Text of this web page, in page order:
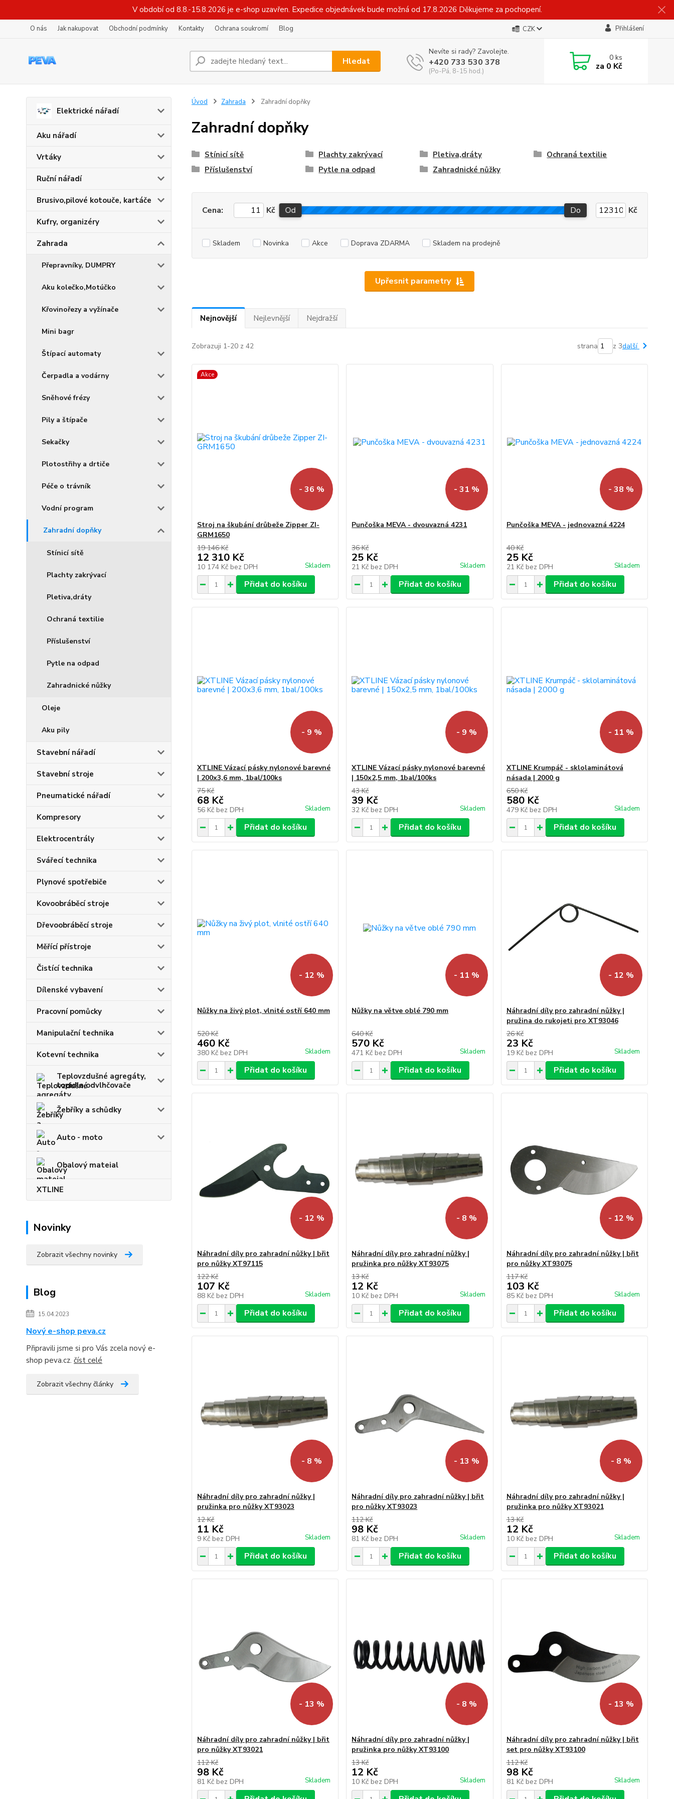
V období od 8.8.-15.8.2026 je e-shop uzavřen. Expedice objednávek bude možná od 17.8.2026 Děkujeme za pochopení.
O nás Jak nakupovat Obchodní podmínky Kontakty Ochrana soukromí Blog CZK Přihlášení
Hledat
Nevíte si rady? Zavolejte.
+420 733 530 378
(Po-Pá, 8-15 hod.)
0ks
za 0 Kč
Elektrické nářadí
Aku nářadí
Vrtáky
Ruční nářadí
Brusivo,pilové kotouče, kartáče
Kufry, organizéry
Zahrada
Přepravníky, DUMPRY
Aku kolečko,Motúčko
Křovinořezy a vyžínače
Mini bagr
Štípací automaty
Čerpadla a vodárny
Sněhové frézy
Pily a štípače
Sekačky
Plotostřihy a drtiče
Péče o trávník
Vodní program
Zahradní dopňky
Stínicí sítě
Plachty zakrývací
Pletiva,dráty
Ochraná textilie
Příslušenství
Pytle na odpad
Zahradnické nůžky
Oleje
Aku pily
Stavební nářadí
Stavební stroje
Pneumatické nářadí
Kompresory
Elektrocentrály
Svářecí technika
Plynové spotřebiče
Kovoobráběcí stroje
Dřevoobráběcí stroje
Měřící přístroje
Čistící technika
Dílenské vybavení
Pracovní pomůcky
Manipulační technika
Kotevní technika
Teplovzdušné agregáty,
topidla,odvlhčovače
Žebříky a schůdky
Auto - moto
Obalový mateial
XTLINE
Novinky
Zobrazit všechny novinky
Blog
15.04.2023
Nový e-shop peva.cz
Připravili jsme si pro Vás zcela nový e-
shop peva.cz. číst celé
Zobrazit všechny články
Úvod Zahrada Zahradní dopňky
Zahradní dopňky
Stínicí sítě Plachty zakrývací Pletiva,dráty
Ochraná textilie
Příslušenství
Pytle na odpad Zahradnické nůžky
Upřesnit parametry
Cena: Kč Od Do Kč
Skladem Novinka Akce Doprava ZDARMA Skladem na prodejně
Nejnovější Nejlevnější Nejdražší
Zobrazuji 1-20 z 42 strana z 3další
Akce
- 36 %
Stroj na škubání drůbeže Zipper ZI-
GRM1650
19 146 Kč
12 310 Kč
10 174 Kč bez DPH Skladem
Přidat do košíku
- 31 %
Punčoška MEVA - dvouvazná 4231
36 Kč
25 Kč
21 Kč bez DPH Skladem
Přidat do košíku
- 38 %
Punčoška MEVA - jednovazná 4224
40 Kč
25 Kč
21 Kč bez DPH Skladem
Přidat do košíku
- 9 %
XTLINE Vázací pásky nylonové barevné
| 200x3,6 mm, 1bal/100ks
75 Kč
68 Kč
56 Kč bez DPH Skladem
Přidat do košíku
- 9 %
XTLINE Vázací pásky nylonové barevné
| 150x2,5 mm, 1bal/100ks
43 Kč
39 Kč
32 Kč bez DPH Skladem
Přidat do košíku
- 11 %
XTLINE Krumpáč - sklolaminátová
násada | 2000 g
650 Kč
580 Kč
479 Kč bez DPH Skladem
Přidat do košíku
- 12 %
Nůžky na živý plot, vlnité ostří 640 mm
520 Kč
460 Kč
380 Kč bez DPH Skladem
Přidat do košíku
- 11 %
Nůžky na větve oblé 790 mm
640 Kč
570 Kč
471 Kč bez DPH Skladem
Přidat do košíku
- 12 %
Náhradní díly pro zahradní nůžky |
pružina do rukojeti pro XT93046
26 Kč
23 Kč
19 Kč bez DPH Skladem
Přidat do košíku
- 12 %
Náhradní díly pro zahradní nůžky | břit
pro nůžky XT97115
122 Kč
107 Kč
88 Kč bez DPH Skladem
Přidat do košíku
- 8 %
Náhradní díly pro zahradní nůžky |
pružinka pro nůžky XT93075
13 Kč
12 Kč
10 Kč bez DPH Skladem
Přidat do košíku
- 12 %
Náhradní díly pro zahradní nůžky | břit
pro nůžky XT93075
117 Kč
103 Kč
85 Kč bez DPH Skladem
Přidat do košíku
- 8 %
Náhradní díly pro zahradní nůžky |
pružinka pro nůžky XT93023
12 Kč
11 Kč
9 Kč bez DPH Skladem
Přidat do košíku
- 13 %
Náhradní díly pro zahradní nůžky | břit
pro nůžky XT93023
112 Kč
98 Kč
81 Kč bez DPH Skladem
Přidat do košíku
- 8 %
Náhradní díly pro zahradní nůžky |
pružinka pro nůžky XT93021
13 Kč
12 Kč
10 Kč bez DPH Skladem
Přidat do košíku
- 13 %
Náhradní díly pro zahradní nůžky | břit
pro nůžky XT93021
112 Kč
98 Kč
81 Kč bez DPH Skladem
- 8 %
Náhradní díly pro zahradní nůžky |
pružinka pro nůžky XT93100
13 Kč
12 Kč
10 Kč bez DPH Skladem
- 13 %
Náhradní díly pro zahradní nůžky | břit
set pro nůžky XT93100
112 Kč
98 Kč
81 Kč bez DPH Skladem